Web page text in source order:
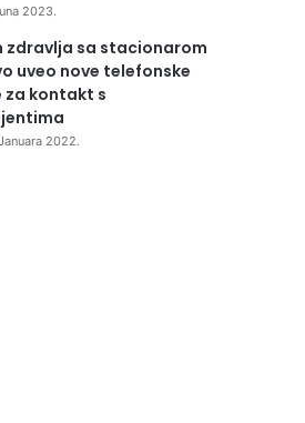
2023.
zdravlja sa stacionarom
uveo nove telefonske
za kontakt s
2022.